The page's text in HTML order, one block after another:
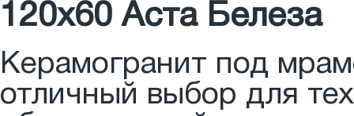
120x60 Аста Белеза
Керамогранит под
отличный выбор для